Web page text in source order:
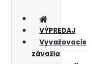
VÝPREDAJ
Vyvažovacie
závažia